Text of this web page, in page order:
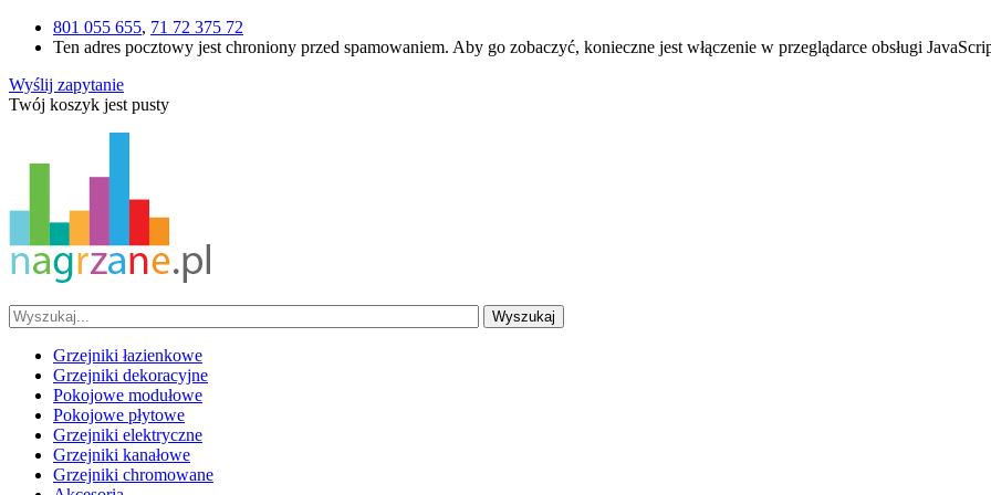
801 055 655, 71 72 375 72
Ten adres pocztowy jest chroniony przed spamowaniem. Aby go zobaczyć, konieczne jest włączenie w przeglądarce obsługi
Wyślij zapytanie
Twój koszyk jest pusty
Wyszukaj
Grzejniki łazienkowe
Grzejniki dekoracyjne
Pokojowe modułowe
Pokojowe płytowe
Grzejniki elektryczne
Grzejniki kanałowe
Grzejniki chromowane